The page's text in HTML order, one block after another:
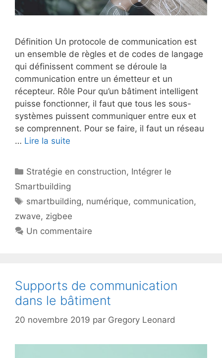
Définition Un protocole de communication est
un ensemble de règles et de codes de langage
qui définissent comment se déroule la
communication entre un émetteur et un
récepteur. Rôle Pour qu’un bâtiment intelligent
puisse fonctionner, il faut que tous les sous-
systèmes puissent communiquer entre eux et
se comprennent. Pour se faire, il faut un réseau
… Lire la suite
Catégories
Stratégie en construction, Intégrer le
Smartbuilding
Étiquettes
smartbuilding, numérique, communication,
zwave, zigbee
Un commentaire
Supports de communication
dans le bâtiment
20 novembre 2019 par Gregory Leonard